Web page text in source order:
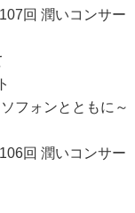
回 潤いコンサー
フォンとともに～
回 潤いコンサー